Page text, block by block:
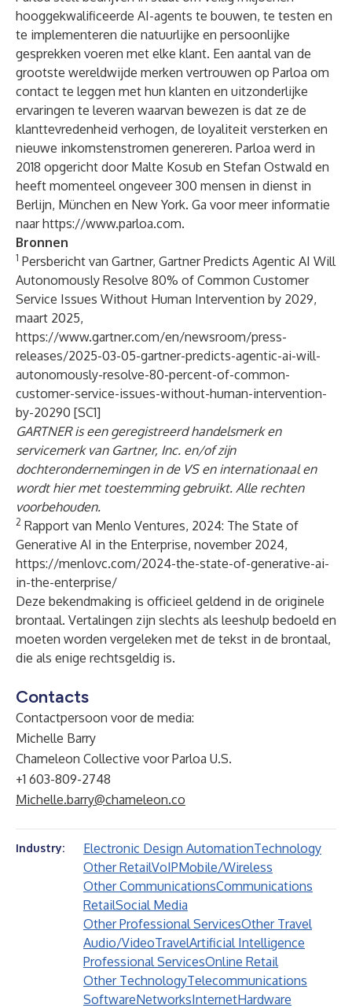
hooggekwalificeerde AI-agents te bouwen, te testen en
te implementeren die natuurlijke en persoonlijke
gesprekken voeren met elke klant. Een aantal van de
grootste wereldwijde merken vertrouwen op Parloa om
contact te leggen met hun klanten en uitzonderlijke
ervaringen te leveren waarvan bewezen is dat ze de
klanttevredenheid verhogen, de loyaliteit versterken en
nieuwe inkomstenstromen genereren. Parloa werd in
2018 opgericht door Malte Kosub en Stefan Ostwald en
heeft momenteel ongeveer 300 mensen in dienst in
Berlijn, München en New York. Ga voor meer informatie
naarhttps://www.parloa.com.
Bronnen
1 Persbericht van Gartner, Gartner Predicts Agentic AI Will
Autonomously Resolve 80% of Common Customer
Service Issues Without Human Intervention by 2029,
maart 2025,
https://www.gartner.com/en/newsroom/press-
releases/2025-03-05-gartner-predicts-agentic-ai-will-
autonomously-resolve-80-percent-of-common-
customer-service-issues-without-human-intervention-
by-20290 [SC1]
GARTNER is een geregistreerd handelsmerk en
servicemerk van Gartner, Inc. en/of zijn
dochterondernemingen in de VS en internationaal en
wordt hier met toestemming gebruikt. Alle rechten
voorbehouden.
2 Rapport van Menlo Ventures, 2024: The State of
Generative AI in the Enterprise, november 2024,
https://menlovc.com/2024-the-state-of-generative-ai-
in-the-enterprise/
Deze bekendmaking is officieel geldend in de originele
brontaal. Vertalingen zijn slechts als leeshulp bedoeld en
moeten worden vergeleken met de tekst in de brontaal,
die als enige rechtsgeldig is.
Contacts
Contactpersoon voor de media:
Michelle Barry
Chameleon Collective voor Parloa U.S.
+1 603-809-2748
Michelle.barry@chameleon.co
Industry: Electronic Design AutomationTechnology
Other RetailVoIPMobile/Wireless
Other CommunicationsCommunications
RetailSocial Media
Other Professional ServicesOther Travel
Audio/VideoTravelArtificial Intelligence
Professional ServicesOnline Retail
Other TechnologyTelecommunications
SoftwareNetworksInternetHardware